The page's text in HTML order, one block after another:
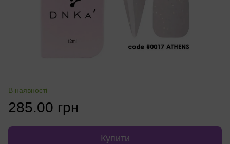
В наявності
285.00 грн
Купити